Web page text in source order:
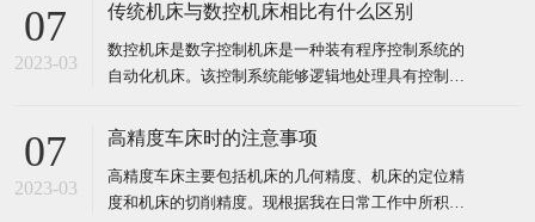
07
2023-03
传统机床与数控机床相比有什么区别
数控机床是数字控制机床是一种装有程序控制系统的
自动化机床。该控制系统能够逻辑地处理具有控制编
化的数字表示，通过信息载体输入数控装置。经运算
作，按图纸要求的形状和尺寸，自动地将零件加工出
来。 对加工对象的适应性
07
2023-03
高精度车床时的注意事项
高精度车床主要包括机床的几何精度、机床的定位精
度和机床的切削精度。现根据我在日常工作中所积累